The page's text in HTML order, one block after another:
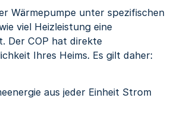
Wärmepumpe unter spezifischen
viel Heizleistung eine
Der COP hat direkte
Ihres Heims. Es gilt daher:
aus jeder Einheit Strom